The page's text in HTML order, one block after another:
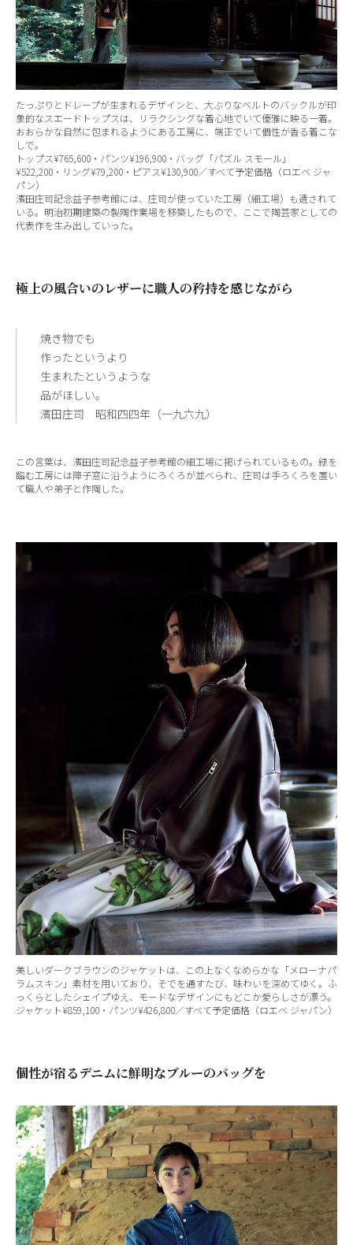
たっぷりとドレープが生まれるデザインと、大ぶりなベルトのバックルが印
象的なスエードトップスは、リラクシングな着心地でいて優雅に映る一着。
おおらかな自然に包まれるようにある工房に、端正でいて個性が香る着こな
しで。
トップス¥765,600・パンツ¥196,900・バッグ「パズル スモール」
¥522,200・リング¥79,200・ピアス¥130,900／すべて予定価格（ロエベ ジャ
パン）
濱田庄司記念益子参考館には、庄司が使っていた工房（細工場）も遺されて
いる。明治初期建築の製陶作業場を移築したもので、ここで陶芸家としての
代表作を生み出していった。
極上の風合いのレザーに職人の矜持を感じながら
焼き物でも
作ったというより
生まれたというような
品がほしい。
濱田庄司 昭和四四年（一九六九）
この言葉は、濱田庄司記念益子参考館の細工場に掲げられているもの。緑を
臨む工房には障子窓に沿うようにろくろが並ベられ、庄司は手ろくろを置い
て職人や弟子と作陶した。
美しいダークブラウンのジャケットは、この上なくなめらかな「メローナパ
ラムスキン」素材を用いており、そでを通すたび、味わいを深めてゆく。ふ
っくらとしたシェイプゆえ、モードなデザインにもどこか愛らしさが漂う。
ジャケット¥859,100・パンツ¥426,800／すべて予定価格（ロエベ ジャパン）
個性が宿るデニムに鮮明なブルーのバッグを